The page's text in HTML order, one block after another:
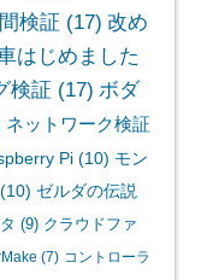
検証 (17) 改め
はじめました
検証 (17) ボダ
ネットワーク検証
Pi(10) モン
ゼルダの伝説
(9) クラウドファ
(7) コントローラ